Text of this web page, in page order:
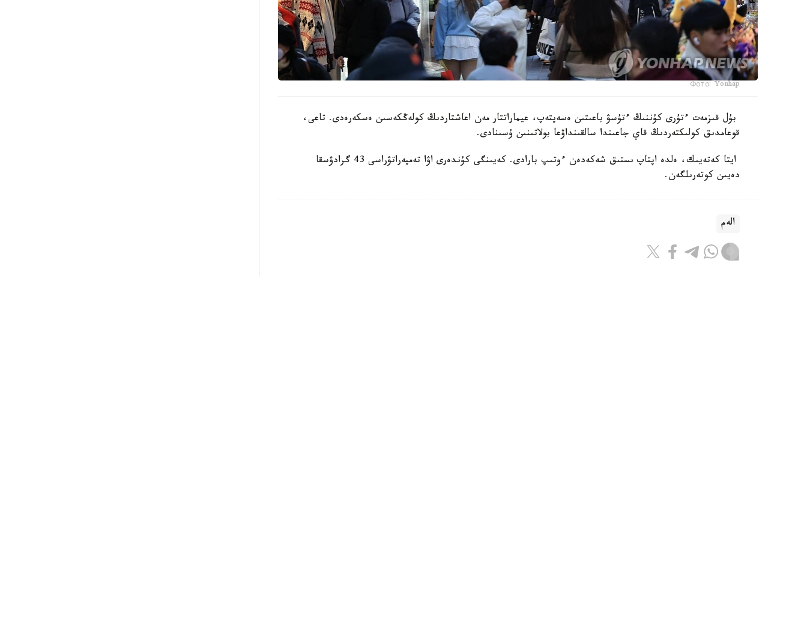
Фото: Yonhap
بۇل قىزمەت ءتۇرى كۇننىڭ ءتۇسۋ باعىتىن ەسەپتەپ، عيماراتتار مەن اعاشتاردىڭ كولەڭكەسىن ەسكەرەدى. تاعى،
قوعامدىق كولىكتەردىڭ قاي جاعىندا سالقىنداۋعا بولاتىنىن ۇسىنادى.
ايتا كەتەيىك، ەلدە اپتاپ ىستىق شەكەدەن ءوتىپ بارادى. كەيىنگى كۇندەرى اۋا تەمپەراتۋراسى 43 گرادۋسقا
دەيىن كوتەرىلگەن.
الەم